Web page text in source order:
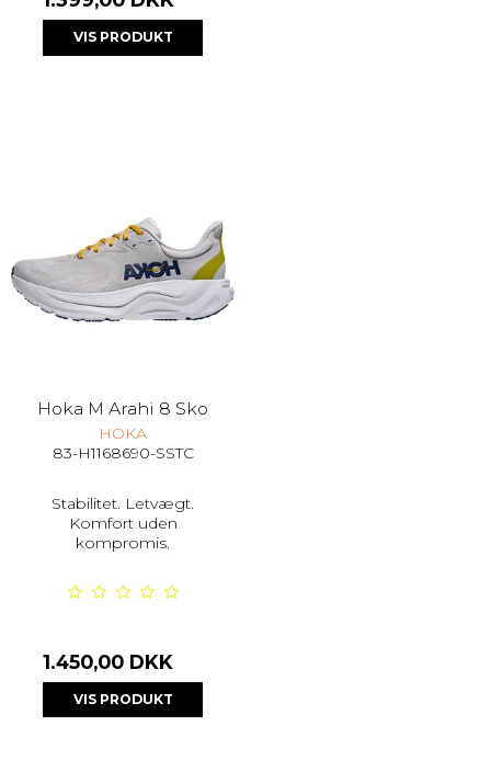
VIS PRODUKT
Hoka M Arahi 8 Sko
HOKA
83-H1168690-SSTC
Stabilitet. Letvægt.
Komfort uden
kompromis.
1.450,00 DKK
VIS PRODUKT